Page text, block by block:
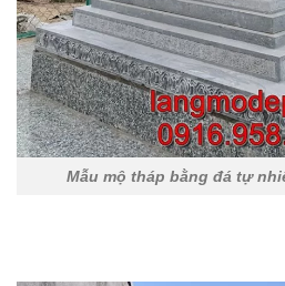
Mẫu mộ tháp bằng đá tự